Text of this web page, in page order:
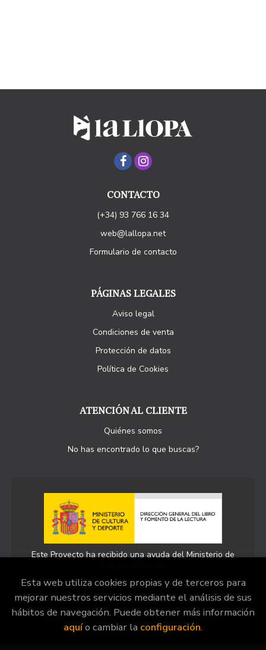
CONTACTO
(+34) 93 766 16 34
web@lallopa.net
Formulario de contacto
PÁGINAS LEGALES
Aviso legal
Condiciones de venta
Protección de datos
Política de Cookies
ATENCIÓN AL CLIENTE
Quiénes somos
No has encontrado lo que buscas?
Este Proyecto ha recibido una ayuda del Ministerio de
2026 © Llibreria La Llopa . Todos los Derechos
Reservados | Grupo Trevenque
Esta web utiliza cookies propias y de terceros para
mejorar nuestros servicios mediante el análisis de sus
hábitos de navegación. Puede obtener más información
aquío cambiar la configuración.